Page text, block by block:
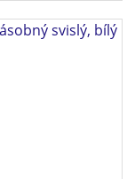
svislý, bílý